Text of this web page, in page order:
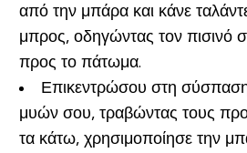
από την μπάρα και κάνε
μπρος, οδηγώντας τον πισινό
προς το πάτωμα.
Επικεντρώσου στη
μυών σου, τραβώντας τους
τα κάτω, χρησιμοποίησε την